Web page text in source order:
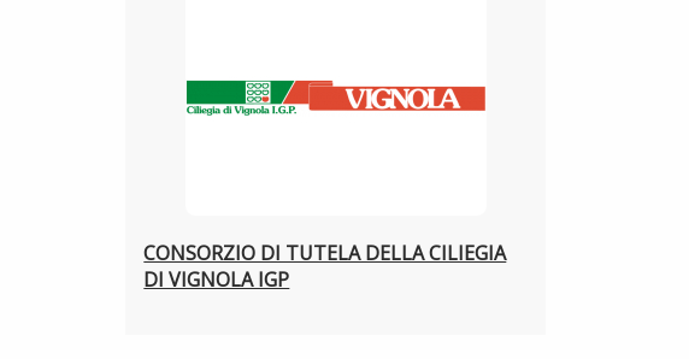
CONSORZIO DI TUTELA DELLA CILIEGIA
DI VIGNOLA IGP